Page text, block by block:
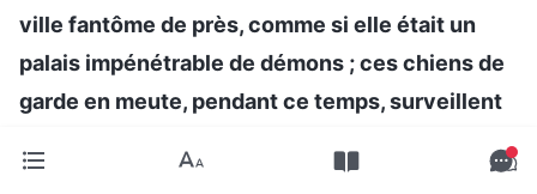
ville fantôme de près, comme si elle était un
palais impénétrable de démons ; ces chiens de
garde en meute, pendant ce temps, surveillent
Dieu les prenne au dépourvu et les anéantisse